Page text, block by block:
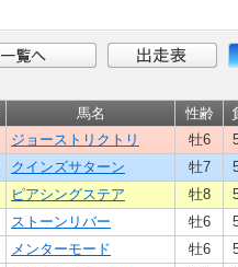
馬名 性齢
ジョーストリクトリ 牡6
クインズサターン 牡7
ピアシングステア 牡8
ストーンリバー 牡6
メンターモード 牡6